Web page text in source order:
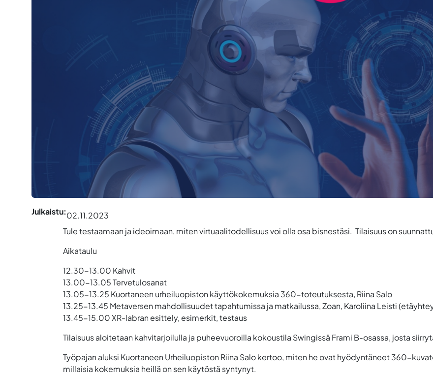
Julkaistu:02.11.2023
Tule testaamaan ja ideoimaan, miten virtuaalitodellisuus voi olla osa bisnestäsi. Tilaisuus on
Aikataulu
12.30-13.00 Kahvit
13.00-13.05 Tervetulosanat
13.05-13.25 Kuortaneen urheiluopiston käyttökokemuksia 360-toteutuksesta, Riina Salo
13.25-13.45 Metaversen mahdollisuudet tapahtumissa ja matkailussa, Zoan, Karoliina Leisti
13.45-15.00 XR-labran esittely, esimerkit, testaus
Tilaisuus aloitetaan kahvitarjoilulla ja puheevuoroilla kokoustila Swingissä Frami B-osassa, josta
Työpajan aluksi Kuortaneen Urheiluopiston Riina Salokertoo, miten he ovat hyödyntäneet 360-
millaisia kokemuksia heillä on sen käytöstä syntynyt.